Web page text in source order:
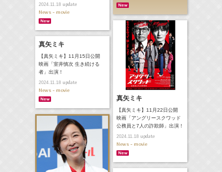
2024.11.18update
News - movie
真矢ミキ
【真矢ミキ】11月22日公開
映画「アングリースクワッド
公務員と7人の詐欺師」出演！
2024.11.18update
News - movie
真矢ミキ
【真矢ミキ】11月15日公開
映画「室井慎次 生き続ける
者」出演！
2024.11.18update
News - movie